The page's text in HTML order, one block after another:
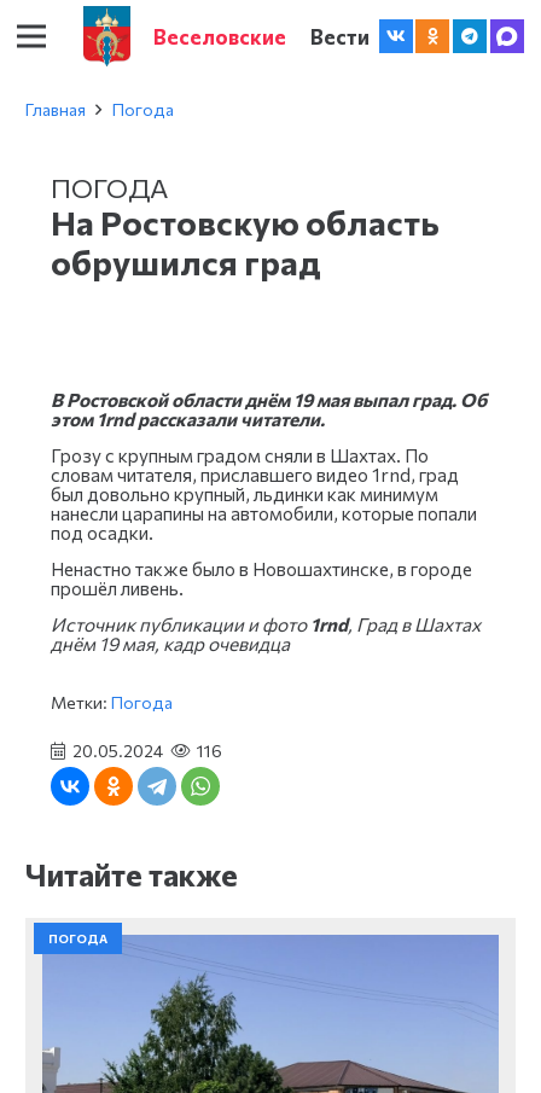
Веселовские Вести
Главная Погода
ПОГОДА
На Ростовскую область
обрушился град
В Ростовской области днём 19 мая выпал град. Об
этом 1rnd рассказали читатели.
Грозу с крупным градом сняли в Шахтах. По
словам читателя, приславшего видео 1rnd, град
был довольно крупный, льдинки как минимум
нанесли царапины на автомобили, которые попали
под осадки.
Ненастно также было в Новошахтинске, в городе
прошёл ливень.
Источник публикации и фото 1rnd, Град в Шахтах
днём 19 мая, кадр очевидца
Метки: Погода
20.05.2024 116
Читайте также
ПОГОДА